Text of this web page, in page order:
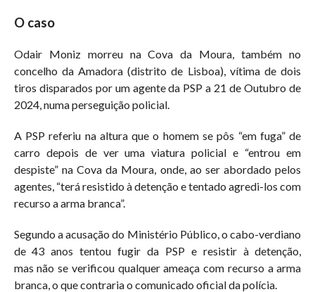
O caso
Odair Moniz morreu na Cova da Moura, também no
concelho da Amadora (distrito de Lisboa), vítima de dois
tiros disparados por um agente da PSP a 21 de Outubro de
2024, numa perseguição policial.
A PSP referiu na altura que o homem se pôs “em fuga” de
carro depois de ver uma viatura policial e “entrou em
despiste” na Cova da Moura, onde, ao ser abordado pelos
agentes, “terá resistido à detenção e tentado agredi-los com
recurso a arma branca”.
Segundo a acusação do Ministério Público, o cabo-verdiano
de 43 anos tentou fugir da PSP e resistir à detenção,
mas não se verificou qualquer ameaça com recurso a arma
branca, o que contraria o comunicado oficial da polícia.